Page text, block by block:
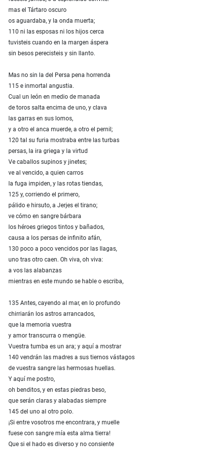
mas el Tártaro oscuro
os aguardaba, y la onda muerta;
110 ni las esposas ni los hijos cerca
tuvisteis cuando en la margen áspera
sin besos perecisteis y sin llanto.
Mas no sin la del Persa pena horrenda
115 e inmortal angustia.
Cual un león en medio de manada
de toros salta encima de uno, y clava
las garras en sus lomos,
y a otro el anca muerde, a otro el pernil;
120 tal su furia mostraba entre las turbas
persas, la ira griega y la virtud
Ve caballos supinos y jinetes;
ve al vencido, a quien carros
la fuga impiden, y las rotas tiendas,
125 y, corriendo el primero,
pálido e hirsuto, a Jerjes el tirano;
ve cómo en sangre bárbara
los héroes griegos tintos y bañados,
causa a los persas de infinito afán,
130 poco a poco vencidos por las llagas,
uno tras otro caen. Oh viva, oh viva:
a vos las alabanzas
mientras en este mundo se hable o escriba,
135 Antes, cayendo al mar, en lo profundo
chirriarán los astros arrancados,
que la memoria vuestra
y amor transcurra o mengüe.
Vuestra tumba es un ara; y aquí a mostrar
140 vendrán las madres a sus tiernos vástagos
de vuestra sangre las hermosas huellas.
Y aquí me postro,
oh benditos, y en estas piedras beso,
que serán claras y alabadas siempre
145 del uno al otro polo.
¡Si entre vosotros me encontrara, y muelle
fuese con sangre mía esta alma tierra!
Que si el hado es diverso y no consiente